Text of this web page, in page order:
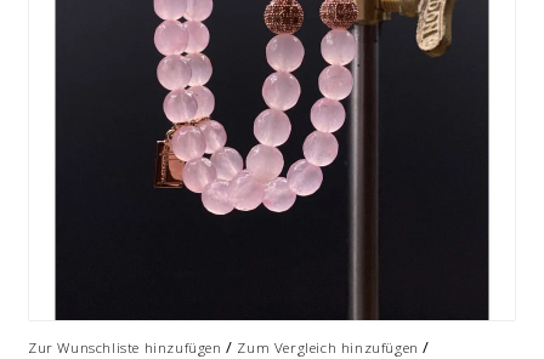
Zur Wunschliste hinzufügen / Zum Vergleich hinzufügen /